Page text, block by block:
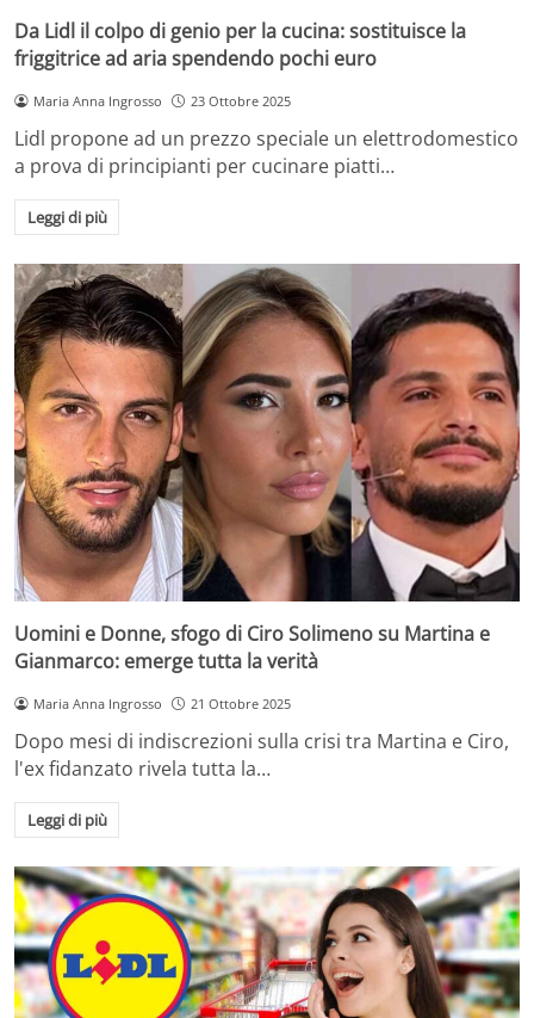
Da Lidl il colpo di genio per la cucina: sostituisce la
friggitrice ad aria spendendo pochi euro
Maria Anna Ingrosso 23 Ottobre 2025
Lidl propone ad un prezzo speciale un elettrodomestico
a prova di principianti per cucinare piatti…
Leggi di più
Uomini e Donne, sfogo di Ciro Solimeno su Martina e
Gianmarco: emerge tutta la verità
Maria Anna Ingrosso 21 Ottobre 2025
Dopo mesi di indiscrezioni sulla crisi tra Martina e Ciro,
l'ex fidanzato rivela tutta la…
Leggi di più